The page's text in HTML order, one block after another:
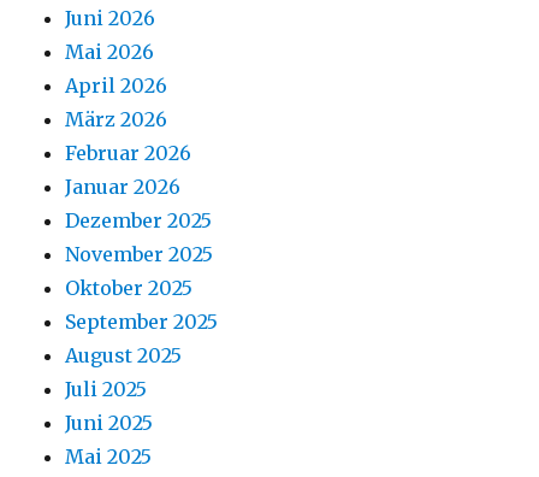
Juni 2026
Mai 2026
April 2026
März 2026
Februar 2026
Januar 2026
Dezember 2025
November 2025
Oktober 2025
September 2025
August 2025
Juli 2025
Juni 2025
Mai 2025